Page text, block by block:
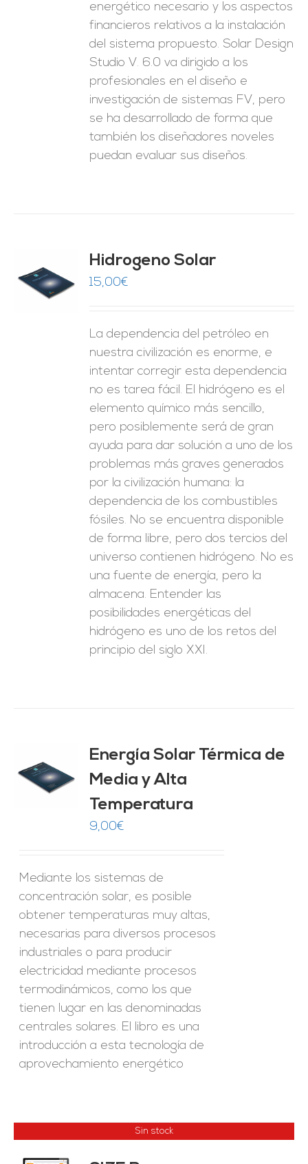
energético necesario y los aspectos
financieros relativos a la instalación
del sistema propuesto. Solar Design
Studio V. 6.0 va dirigido a los
profesionales en el diseño e
investigación de sistemas FV, pero
se ha desarrollado de forma que
también los diseñadores noveles
puedan evaluar sus diseños.
Hidrogeno Solar
15,00€
La dependencia del petróleo en
nuestra civilización es enorme, e
intentar corregir esta dependencia
no es tarea fácil. El hidrógeno es el
elemento químico más sencillo,
pero posiblemente será de gran
ayuda para dar solución a uno de los
problemas más graves generados
por la civilización humana: la
dependencia de los combustibles
fósiles. No se encuentra disponible
de forma libre, pero dos tercios del
universo contienen hidrógeno. No es
una fuente de energía, pero la
almacena. Entender las
posibilidades energéticas del
hidrógeno es uno de los retos del
principio del siglo XXI.
de 5
Energía Solar Térmica de
Media y Alta
Temperatura
9,00€
Mediante los sistemas de
concentración solar, es posible
obtener temperaturas muy altas,
necesarias para diversos procesos
industriales o para producir
electricidad mediante procesos
termodinámicos, como los que
tienen lugar en las denominadas
centrales solares. El libro es una
introducción a esta tecnología de
aprovechamiento energético
Sin stock